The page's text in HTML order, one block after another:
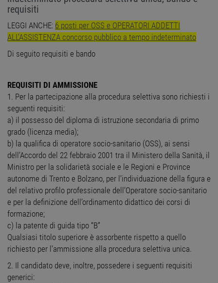
requisiti
LEGGI ANCHE: 6 posti per OSS e OPERATORI ADDETTI
ALL’ASSISTENZA concorso pubblico a tempo indeterminato
Di seguito requisiti e bando
REQUISITI DI AMMISSIONE
1. Per la partecipazione alla procedura selettiva sono richiesti i
seguenti requisiti:
a) il possesso del diploma di istruzione secondaria di primo
grado (licenza media);
b) la qualifica di operatore socio-sanitario (OSS), ai sensi
dell’Accordo del 22 febbraio 2001 tra il Ministero della Sanità, il
Ministro per la solidarietà sociale e le Regioni e Province
autonome di Trento e Bolzano, per l’individuazione della figura e
del relativo profilo professionale dell’Operatore socio-sanitario
e per la definizione dell’ordinamento didattico dei corsi di
formazione;
c) la patente di guida tipo “B”
Qualsiasi titolo superiore è assorbente rispetto a quello
richiesto per l’ammissione alla procedura selettiva unica.
2. Il candidato deve, inoltre, possedere i seguenti requisiti
generici: